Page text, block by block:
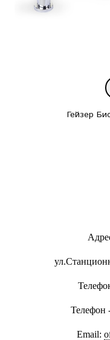
Гейзер
Телефон
Email: